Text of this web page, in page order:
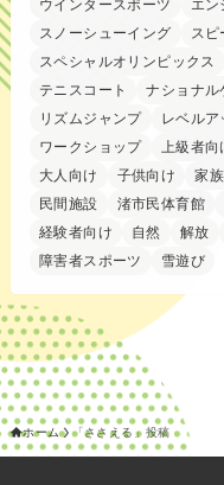
ウインタースポーツ
エン
スノーシューイング
スピ
スペシャルオリンピックス
テニスコート
ナショナル
リズムジャンプ
レベルア
ワークショップ
上級者向
大人向け
子供向け 家
民間施設
渚市民体育館
経験者向け
自然 解放
障害者スポーツ
雪遊び
ホーム 「ささえる」投稿